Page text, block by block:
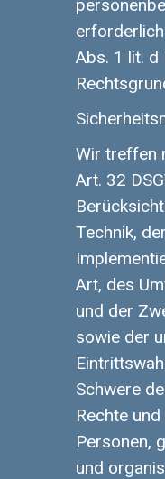
Abs. 1 lit. d
Wir treffen
Art. 32
Technik, der
Art, des
und der
sowie der
Schwere
Rechte
Personen,
und